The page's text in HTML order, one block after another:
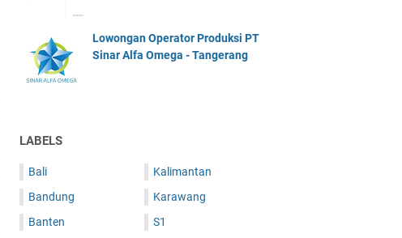
Lowongan Operator Produksi PT
Sinar Alfa Omega - Tangerang
LABELS
Bali
Bandung
Banten
Kalimantan
Karawang
S1